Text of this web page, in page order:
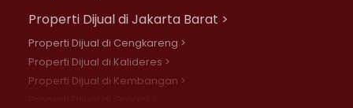
Properti Dijual di Jakarta Barat >
Properti Dijual di Cengkareng >
Properti Dijual di Kalideres >
Properti Dijual di Kembangan >